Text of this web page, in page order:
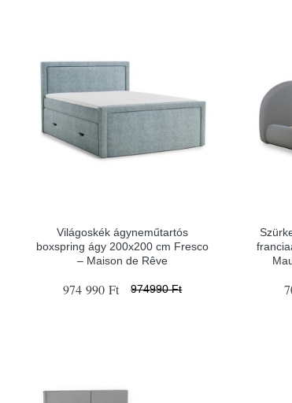
Világoskék ágyneműtartós
boxspring ágy 200x200 cm Fresco
– Maison de Rêve
974 990 Ft 974990 Ft